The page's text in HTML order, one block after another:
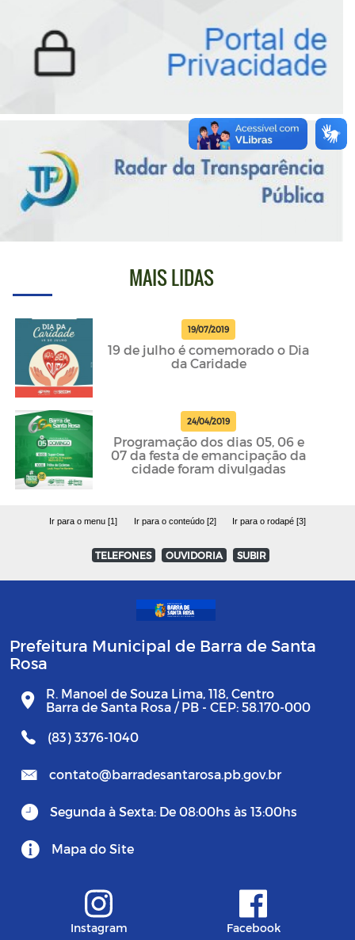
MAIS LIDAS
19/07/2019
19 de julho é comemorado o Dia
da Caridade
24/04/2019
Programação dos dias 05, 06 e
07 da festa de emancipação da
cidade foram divulgadas
Ir para o menu [1] Ir para o conteúdo [2] Ir para o rodapé [3]
TELEFONES OUVIDORIA SUBIR
Prefeitura Municipal de Barra de Santa
Rosa
R. Manoel de Souza Lima, 118, Centro
Barra de Santa Rosa / PB - CEP: 58.170-000
(83) 3376-1040
contato@barradesantarosa.pb.gov.br
Segunda à Sexta: De 08:00hs às 13:00hs
Mapa do Site
Instagram Facebook